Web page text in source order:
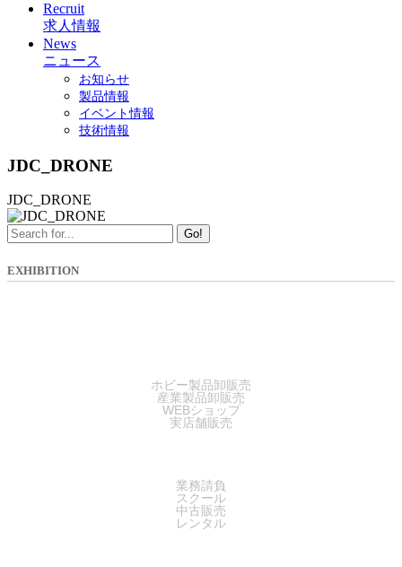
Recruit
求人情報
News
ニュース
お知らせ
製品情報
イベント情報
技術情報
JDC_DRONE
JDC_DRONE
Go!
EXHIBITION
ホビー製品卸販売
産業製品卸販売
WEBショップ
実店舗販売
業務請負
スクール
中古販売
レンタル